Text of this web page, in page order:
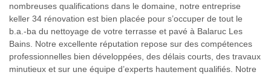
nombreuses qualifications dans le domaine, notre entreprise
keller 34 rénovation est bien placée pour s’occuper de tout le
b.a.-ba du nettoyage de votre terrasse et pavé à Balaruc Les
Bains. Notre excellente réputation repose sur des compétences
professionnelles bien développées, des délais courts, des travaux
minutieux et sur une équipe d’experts hautement qualifiés. Notre